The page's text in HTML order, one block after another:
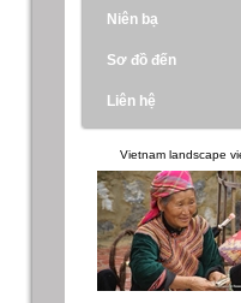
Niên bạ
Sơ đồ đến
Liên hệ
Vietnam landscape